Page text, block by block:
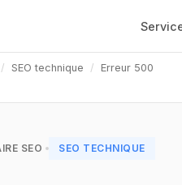
/ SEO technique / Erreur 500
SEO SEO TECHNIQUE